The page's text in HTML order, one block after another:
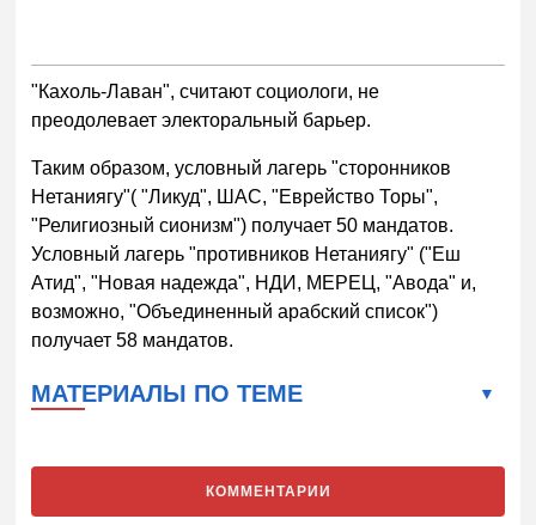
"Кахоль-Лаван", считают социологи, не
преодолевает электоральный барьер.
Таким образом, условный лагерь "сторонников
Нетаниягу"( "Ликуд", ШАС, "Еврейство Торы",
"Религиозный сионизм") получает 50 мандатов.
Условный лагерь "противников Нетаниягу" ("Еш
Атид", "Новая надежда", НДИ, МЕРЕЦ, "Авода" и,
возможно, "Объединенный арабский список")
получает 58 мандатов.
МАТЕРИАЛЫ ПО ТЕМЕ
КОММЕНТАРИИ